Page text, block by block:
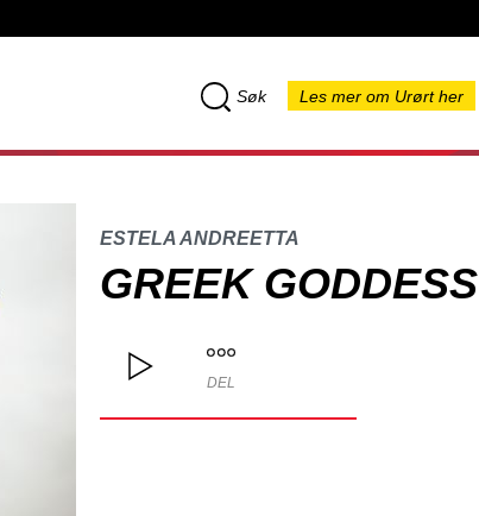
Søk Les mer om Urørt her
ESTELA ANDREETTA
GREEK GODDESS
DEL